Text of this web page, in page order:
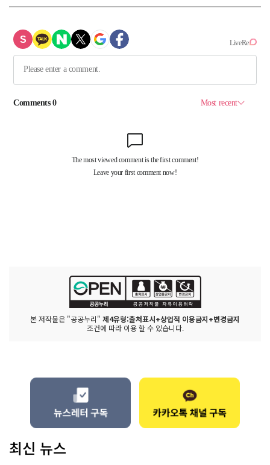
본 저작물은 "공공누리" 제4유형:출처표시+상업적 이용금지+변경금지
조건에 따라 이용 할 수 있습니다.
최신 뉴스